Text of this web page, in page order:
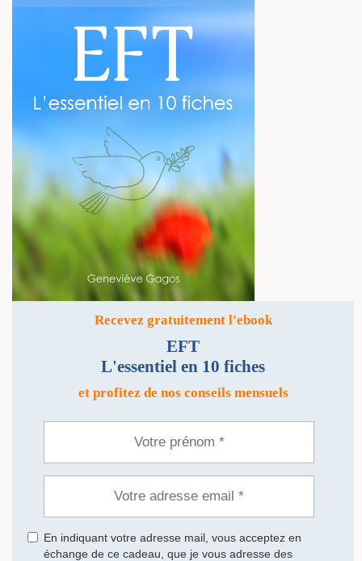
Recevez gratuitement l'ebook
EFT
L'essentiel en 10 fiches
et profitez de nos conseils mensuels
En indiquant votre adresse mail, vous acceptez en
échange de ce cadeau, que je vous adresse des